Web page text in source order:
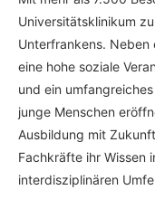
Universitätsklinikum
Unterfrankens.
eine hohe soziale
und ein
junge Menschen
Ausbildung mit
Fachkräfte ihr Wissen
interdisziplinären